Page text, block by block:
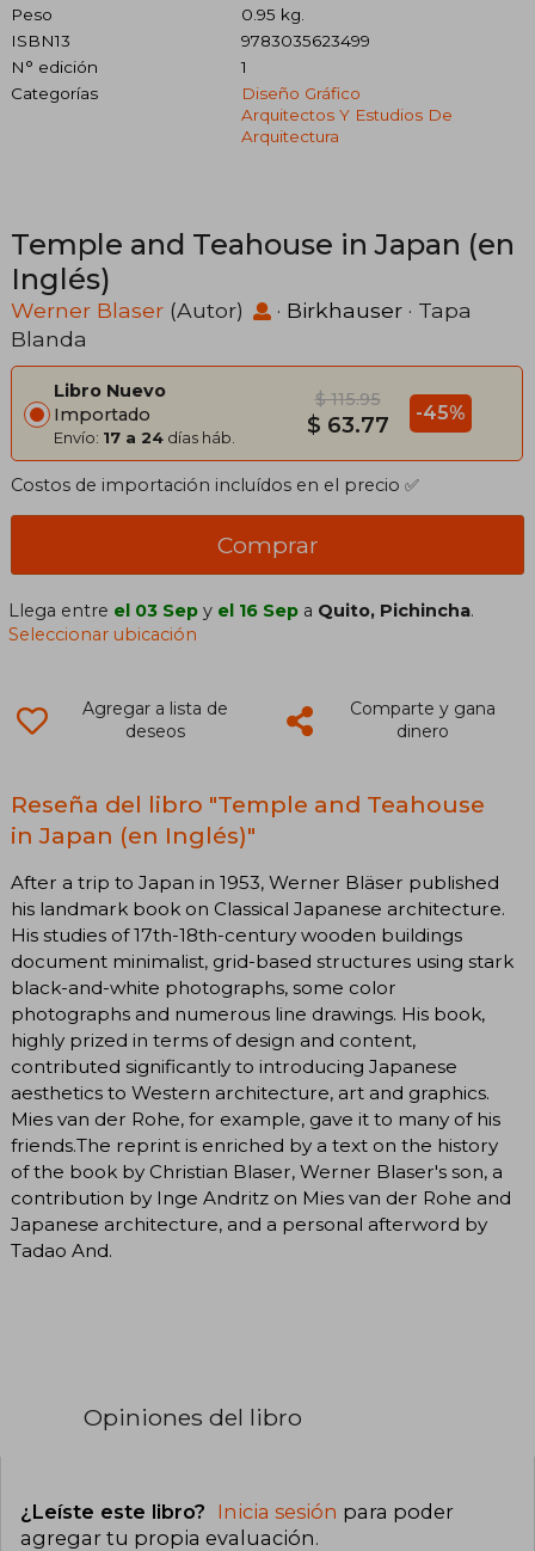
Peso
0.95 kg.
ISBN13
9783035623499
N° edición
1
Categorías
Diseño Gráfico
Arquitectos Y Estudios De
Arquitectura
Temple and Teahouse in Japan (en
Inglés)
Werner Blaser (Autor) · Birkhauser · Tapa
Blanda
Libro Nuevo
Importado
Envío: 17 a 24 días háb.
$ 115.95
$ 63.77 -45%
Costos de importación incluídos en el precio ✅
Comprar
Llega entre el 03 Sep y el 16 Sep a Quito, Pichincha.
Seleccionar ubicación
Agregar a lista de
deseos
Comparte y gana
dinero
Reseña del libro "Temple and Teahouse
in Japan (en Inglés)"
After a trip to Japan in 1953, Werner Bläser published
his landmark book on Classical Japanese architecture.
His studies of 17th-18th-century wooden buildings
document minimalist, grid-based structures using stark
black-and-white photographs, some color
photographs and numerous line drawings. His book,
highly prized in terms of design and content,
contributed significantly to introducing Japanese
aesthetics to Western architecture, art and graphics.
Mies van der Rohe, for example, gave it to many of his
friends.The reprint is enriched by a text on the history
of the book by Christian Blaser, Werner Blaser's son, a
contribution by Inge Andritz on Mies van der Rohe and
Japanese architecture, and a personal afterword by
Tadao And.
Opiniones del libro
¿Leíste este libro? Inicia sesión para poder
agregar tu propia evaluación.